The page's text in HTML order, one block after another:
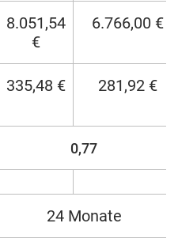
8.051,54
€
6.766,00 €
335,48 € 281,92 €
0,77
24 Monate